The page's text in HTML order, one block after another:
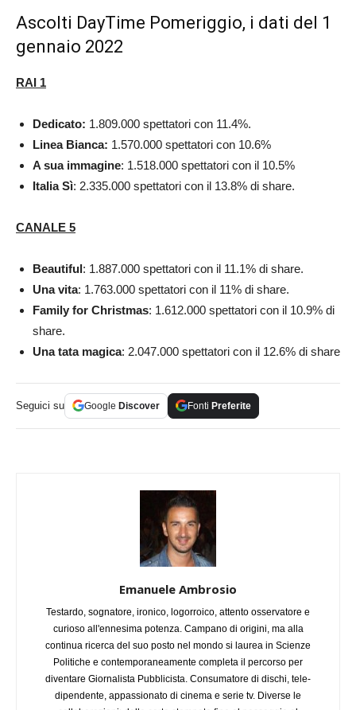
Ascolti DayTime Pomeriggio, i dati del 1
gennaio 2022
RAI 1
Dedicato: 1.809.000 spettatori con 11.4%.
Linea Bianca: 1.570.000 spettatori con 10.6%
A sua immagine: 1.518.000 spettatori con il 10.5%
Italia Sì: 2.335.000 spettatori con il 13.8% di share.
CANALE 5
Beautiful: 1.887.000 spettatori con il 11.1% di share.
Una vita: 1.763.000 spettatori con il 11% di share.
Family for Christmas: 1.612.000 spettatori con il 10.9% di
share.
Una tata magica: 2.047.000 spettatori con il 12.6% di share
Seguici su Google Discover Fonti Preferite
Emanuele Ambrosio
Testardo, sognatore, ironico, logorroico, attento osservatore e
curioso all'ennesima potenza. Campano di origini, ma alla
continua ricerca del suo posto nel mondo si laurea in Scienze
Politiche e contemporaneamente completa il percorso per
diventare Giornalista Pubblicista. Consumatore di dischi, tele-
dipendente, appassionato di cinema e serie tv. Diverse le